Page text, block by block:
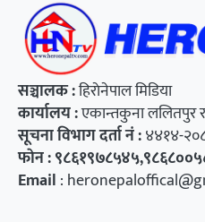
सञ्चालक :हिराेनेपाल मिडिया
कार्यालय:एकान्तकुना ललितपुर
सूचना विभाग दर्ता नं :४४१४-
फाेन :
Email :